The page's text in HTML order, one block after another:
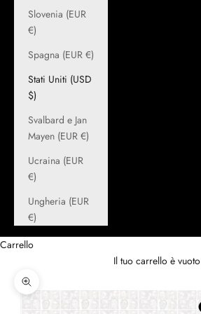
Slovenia (EUR
€)
Spagna (EUR €)
Stati Uniti (USD
$)
Svalbard e Jan
Mayen (EUR €)
Ucraina (EUR
€)
Ungheria (EUR
€)
Carrello
Il tuo carrello è vuoto
Ingrandisci immagine